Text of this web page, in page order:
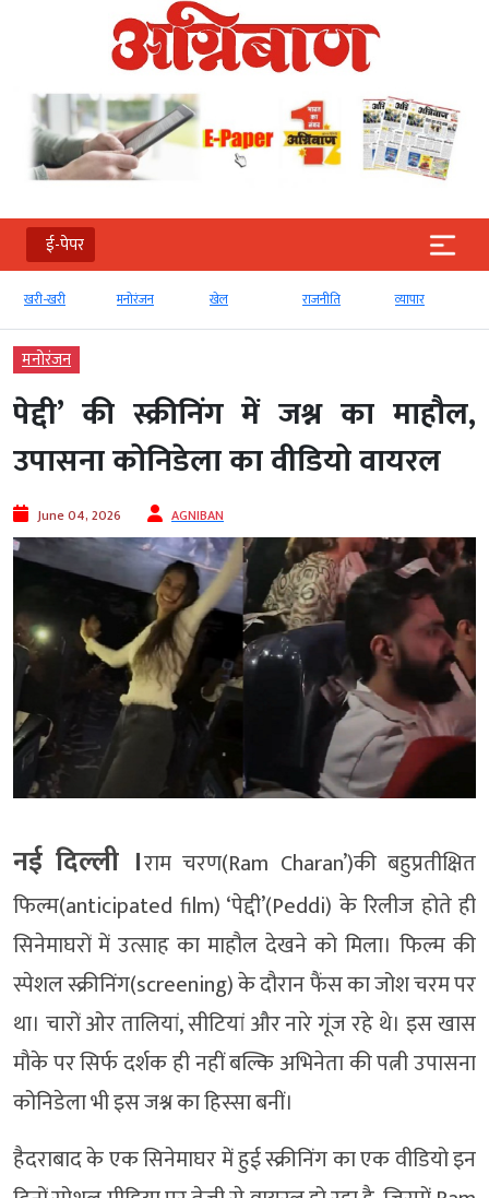
ई-पेपर
मनोरंजन खेल राजनीति व्‍यापार टेक्‍नोलॉजी
मनोरंजन
पेद्दी’ की स्क्रीनिंग में जश्न का माहौल,
उपासना कोनिडेला का वीडियो वायरल
June 04, 2026 AGNIBAN
नई दिल्ली ।राम चरण(Ram Charan’)की बहुप्रतीक्षित
फिल्म(anticipated film) ‘पेद्दी’(Peddi) के रिलीज होते ही
सिनेमाघरों में उत्साह का माहौल देखने को मिला। फिल्म की
स्पेशल स्क्रीनिंग(screening) के दौरान फैंस का जोश चरम पर
था। चारों ओर तालियां, सीटियां और नारे गूंज रहे थे। इस खास
मौके पर सिर्फ दर्शक ही नहीं बल्कि अभिनेता की पत्नी उपासना
कोनिडेला भी इस जश्न का हिस्सा बनीं।
हैदराबाद के एक सिनेमाघर में हुई स्क्रीनिंग का एक वीडियो इन